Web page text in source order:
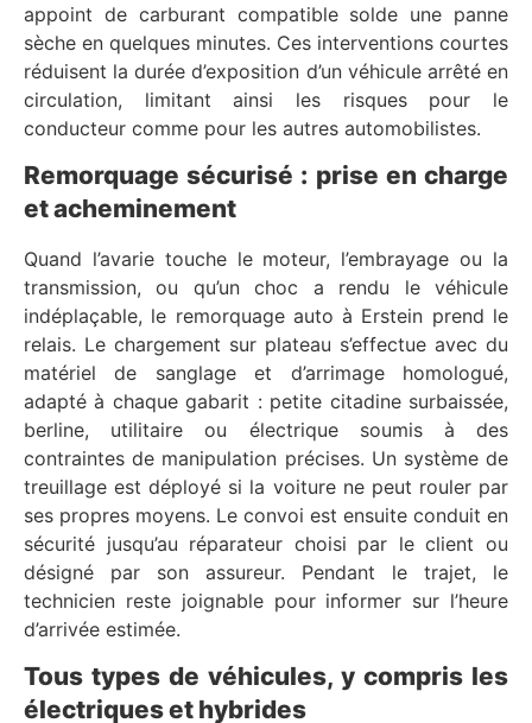
appoint de carburant compatible solde une panne
sèche en quelques minutes. Ces interventions courtes
réduisent la durée d’exposition d’un véhicule arrêté en
circulation, limitant ainsi les risques pour le
conducteur comme pour les autres automobilistes.
Remorquage sécurisé : prise en charge
et acheminement
Quand l’avarie touche le moteur, l’embrayage ou la
transmission, ou qu’un choc a rendu le véhicule
indéplaçable, le remorquage auto à Erstein prend le
relais. Le chargement sur plateau s’effectue avec du
matériel de sanglage et d’arrimage homologué,
adapté à chaque gabarit : petite citadine surbaissée,
berline, utilitaire ou électrique soumis à des
contraintes de manipulation précises. Un système de
treuillage est déployé si la voiture ne peut rouler par
ses propres moyens. Le convoi est ensuite conduit en
sécurité jusqu’au réparateur choisi par le client ou
désigné par son assureur. Pendant le trajet, le
technicien reste joignable pour informer sur l’heure
d’arrivée estimée.
Tous types de véhicules, y compris les
électriques et hybrides